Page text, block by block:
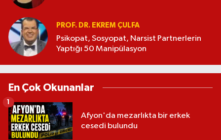
PROF. DR. EKREM ÇULFA
Psikopat, Sosyopat, Narsist Partnerlerin
Yaptığı 50 Manipülasyon
En Çok Okunanlar
Afyon'da mezarlıkta bir erkek
cesedi bulundu
1